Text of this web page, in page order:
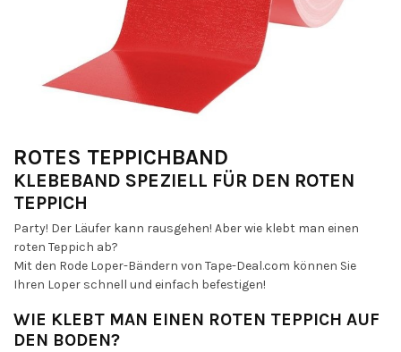
ROTES TEPPICHBAND
KLEBEBAND SPEZIELL FÜR DEN ROTEN
TEPPICH
Party! Der Läufer kann rausgehen! Aber wie klebt man einen
roten Teppich ab?
Mit den Rode Loper-Bändern von Tape-Deal.com können Sie
Ihren Loper schnell und einfach befestigen!
WIE KLEBT MAN EINEN ROTEN TEPPICH AUF
DEN BODEN?